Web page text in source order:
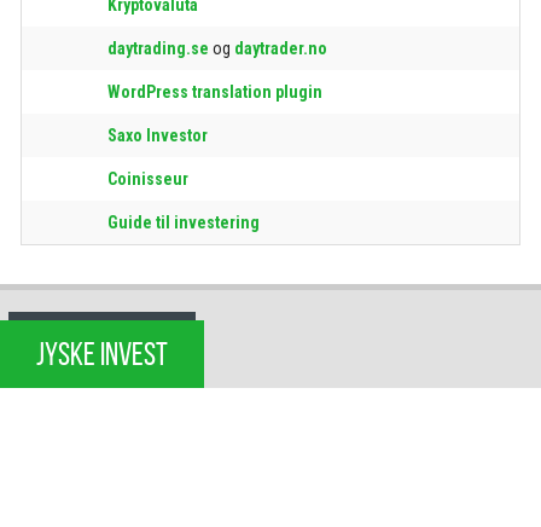
Kryptovaluta
daytrading.se og daytrader.no
WordPress translation plugin
Saxo Investor
Coinisseur
Guide til investering
JYSKE INVEST